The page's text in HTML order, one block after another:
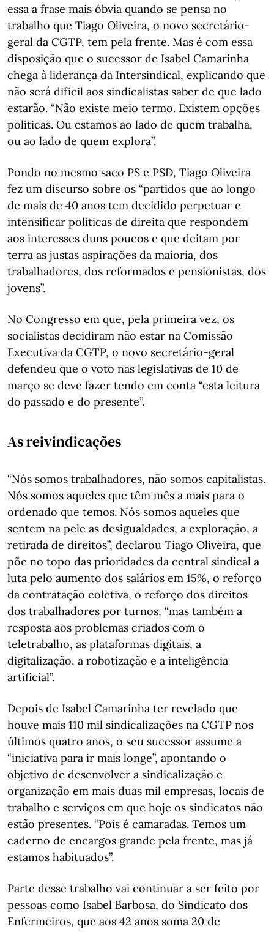
essa a frase mais óbvia quando se pensa no
trabalho que Tiago Oliveira, o novo secretário-
geral da CGTP, tem pela frente. Mas é com essa
disposição que o sucessor de Isabel Camarinha
chega à liderança da Intersindical, explicando que
não será difícil aos sindicalistas saber de que lado
estarão. “Não existe meio termo. Existem opções
políticas. Ou estamos ao lado de quem trabalha,
ou ao lado de quem explora”.
Pondo no mesmo saco PS e PSD, Tiago Oliveira
fez um discurso sobre os “partidos que ao longo
de mais de 40 anos tem decidido perpetuar e
intensificar políticas de direita que respondem
aos interesses duns poucos e que deitam por
terra as justas aspirações da maioria, dos
trabalhadores, dos reformados e pensionistas, dos
jovens”.
No Congresso em que, pela primeira vez, os
socialistas decidiram não estar na Comissão
Executiva da CGTP, o novo secretário-geral
defendeu que o voto nas legislativas de 10 de
março se deve fazer tendo em conta “esta leitura
do passado e do presente”.
As reivindicações
“Nós somos trabalhadores, não somos capitalistas.
Nós somos aqueles que têm mês a mais para o
ordenado que temos. Nós somos aqueles que
sentem na pele as desigualdades, a exploração, a
retirada de direitos”, declarou Tiago Oliveira, que
põe no topo das prioridades da central sindical a
luta pelo aumento dos salários em 15%, o reforço
da contratação coletiva, o reforço dos direitos
dos trabalhadores por turnos, “mas também a
resposta aos problemas criados com o
teletrabalho, as plataformas digitais, a
digitalização, a robotização e a inteligência
artificial”.
Depois de Isabel Camarinha ter revelado que
houve mais 110 mil sindicalizações na CGTP nos
últimos quatro anos, o seu sucessor assume a
“iniciativa para ir mais longe”, apontando o
objetivo de desenvolver a sindicalização e
organização em mais duas mil empresas, locais de
trabalho e serviços em que hoje os sindicatos não
estão presentes. “Pois é camaradas. Temos um
caderno de encargos grande pela frente, mas já
estamos habituados”.
Parte desse trabalho vai continuar a ser feito por
pessoas como Isabel Barbosa, do Sindicato dos
Enfermeiros, que aos 42 anos soma 20 de